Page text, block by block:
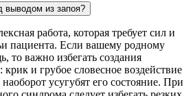
выводом из запоя?
работа, которая требует сил и
пациента. Если вашему родному
то важно избегать создания
крик и грубое словесное воздействие
усугубят его состояние. При